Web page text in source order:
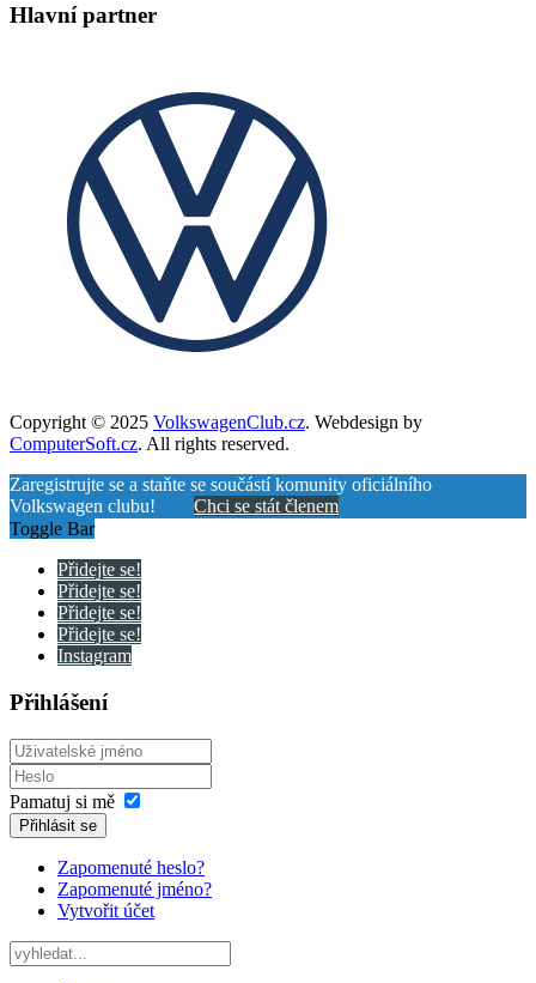
Hlavní partner
Copyright © 2025 VolkswagenClub.cz. Webdesign by
ComputerSoft.cz. All rights reserved.
Zaregistrujte se a staňte se součástí komunity oficiálního
Volkswagen clubu! Chci se stát členem
Toggle Bar
Přidejte se!
Přidejte se!
Přidejte se!
Přidejte se!
Instagram
Přihlášení
Pamatuj si mě
Přihlásit se
Zapomenuté heslo?
Zapomenuté jméno?
Vytvořit účet